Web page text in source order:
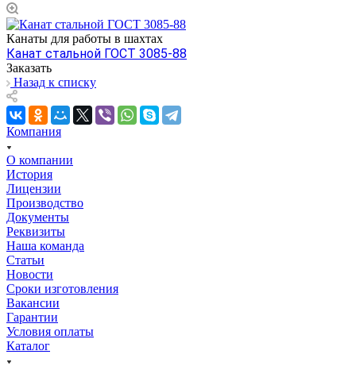
Канаты для работы в шахтах
Канат стальной ГОСТ 3085-88
Заказать
Назад к списку
Компания
О компании
История
Лицензии
Производство
Документы
Реквизиты
Наша команда
Статьи
Новости
Сроки изготовления
Вакансии
Гарантии
Условия оплаты
Каталог